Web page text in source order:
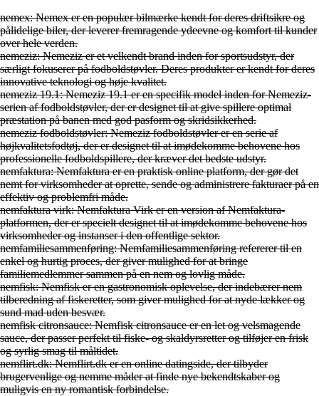
nemex: Nemex er en populær bilmærke kendt for deres driftsikre og
pålidelige biler, der leverer fremragende ydeevne og komfort til kunder
over hele verden.
nemeziz: Nemeziz er et velkendt brand inden for sportsudstyr, der
særligt fokuserer på fodboldstøvler. Deres produkter er kendt for deres
innovative teknologi og høje kvalitet.
nemeziz 19.1: Nemeziz 19.1 er en specifik model inden for Nemeziz-
serien af fodboldstøvler, der er designet til at give spillere optimal
præstation på banen med god pasform og skridsikkerhed.
nemeziz fodboldstøvler: Nemeziz fodboldstøvler er en serie af
højkvalitetsfodtøj, der er designet til at imødekomme behovene hos
professionelle fodboldspillere, der kræver det bedste udstyr.
nemfaktura: Nemfaktura er en praktisk online platform, der gør det
nemt for virksomheder at oprette, sende og administrere fakturaer på en
effektiv og problemfri måde.
nemfaktura virk: Nemfaktura Virk er en version af Nemfaktura-
platformen, der er specielt designet til at imødekomme behovene hos
virksomheder og instanser i den offentlige sektor.
nemfamiliesammenføring: Nemfamiliesammenføring refererer til en
enkel og hurtig proces, der giver mulighed for at bringe
familiemedlemmer sammen på en nem og lovlig måde.
nemfisk: Nemfisk er en gastronomisk oplevelse, der indebærer nem
tilberedning af fiskeretter, som giver mulighed for at nyde lækker og
sund mad uden besvær.
nemfisk citronsauce: Nemfisk citronsauce er en let og velsmagende
sauce, der passer perfekt til fiske- og skaldyrsretter og tilføjer en frisk
og syrlig smag til måltidet.
nemflirt.dk: Nemflirt.dk er en online datingside, der tilbyder
brugervenlige og nemme måder at finde nye bekendtskaber og
muligvis en ny romantisk forbindelse.